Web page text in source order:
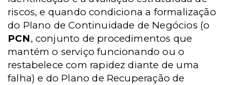
riscos, e quando condiciona a formalização
do Plano de Continuidade de Negócios (o
PCN, conjunto de procedimentos que
mantém o serviço funcionando ou o
restabelece com rapidez diante de uma
falha) e do Plano de Recuperação de